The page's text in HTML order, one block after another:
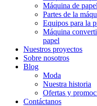
Máquina de
Partes de la
Equipos para la
Máquina
papel
Nuestros proyectos
Sobre nosotros
Blog
Moda
Nuestra historia
Ofertas y
Contáctanos